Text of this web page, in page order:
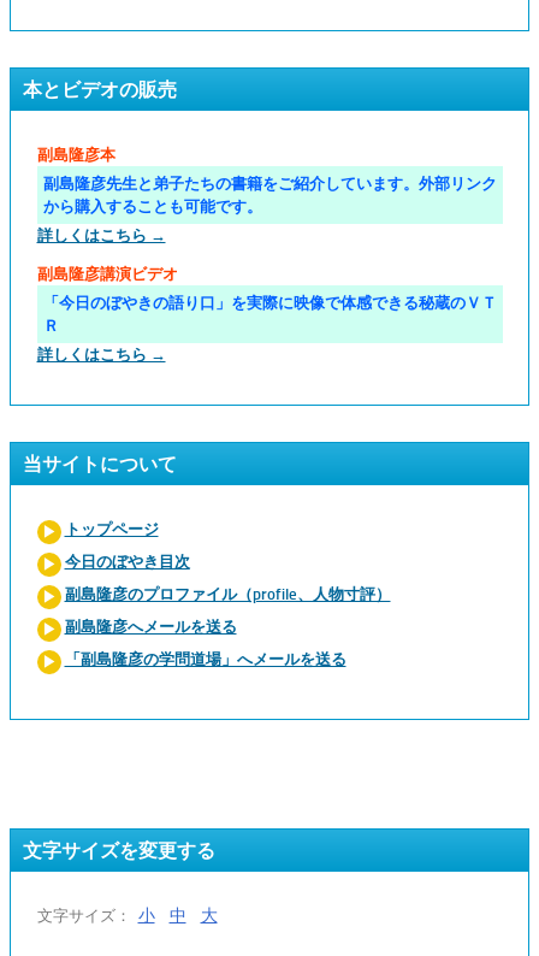
本とビデオの販売
副島隆彦本
副島隆彦先生と弟子たちの書籍をご紹介しています。外部リンク
から購入することも可能です。
詳しくはこちら →
副島隆彦講演ビデオ
「今日のぼやきの語り口」を実際に映像で体感できる秘蔵のＶＴ
Ｒ
詳しくはこちら →
当サイトについて
トップページ
今日のぼやき目次
副島隆彦のプロファイル（profile、人物寸評）
副島隆彦へメールを送る
「副島隆彦の学問道場」へメールを送る
文字サイズを変更する
文字サイズ： 小 中 大